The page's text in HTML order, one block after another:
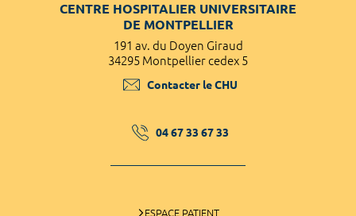
CENTRE HOSPITALIER UNIVERSITAIRE
DE MONTPELLIER
191 av. du Doyen Giraud
34295 Montpellier cedex 5
Contacter le CHU
04 67 33 67 33
ESPACE PATIENT